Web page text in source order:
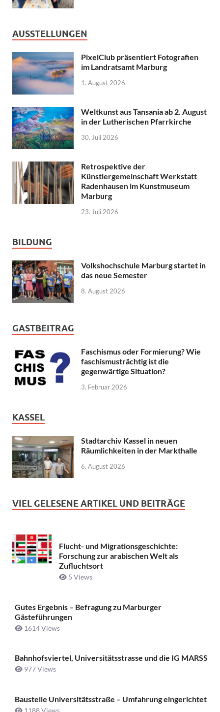
AUSSTELLUNGEN
PixelClub präsentiert Fotografien
im Landratsamt Marburg
1. August 2026
Weltkunst aus Tansania ab 2. August
in der Lutherischen Pfarrkirche
30. Juli 2026
Retrospektive der
Künstlergemeinschaft Werkstatt
Radenhausen im Kunstmuseum
Marburg
23. Juli 2026
BILDUNG
Volkshochschule Marburg startet in
das neue Semester
8. August 2026
GASTBEITRAG
Faschismus oder Formierung? Wie
faschismusträchtig ist die
gegenwärtige Situation?
3. Februar 2026
KASSEL
Stadtarchiv Kassel in neuen
Räumlichkeiten in der Markthalle
6. August 2026
VIEL GELESENE ARTIKEL UND BEITRÄGE
Flucht- und Migrationsgeschichte:
Forschung zur arabischen Welt als
Zufluchtsort
5 Views
Gutes Ergebnis – Befragung zu Marburger
Gästeführungen
1614 Views
Bahnhofsviertel, Universitätsstrasse und die IG MARSS
977 Views
Baustelle Universitätsstraße ­– Umfahrung eingerichtet
1188 Views